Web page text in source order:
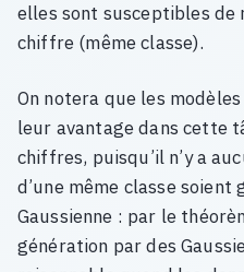
elles sont susceptibles de
chiffre (même classe).
On notera que les
leur avantage dans cette
chiffres, puisqu’il n’y a
d’une même classe soient
Gaussienne : par le
génération par des